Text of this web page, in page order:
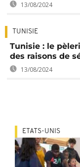
13/08/2024
TUNISIE
Tunisie : le
des raisons de
13/08/2024
ETATS-UNIS